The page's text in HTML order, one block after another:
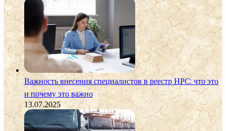
Важность внесения специалистов в реестр НРС: что это
и почему это важно
13.07.2025